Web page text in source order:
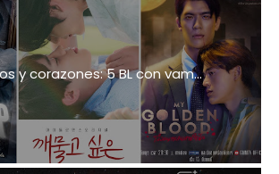
y corazones: 5 BL con vam...